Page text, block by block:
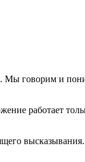
Мы говорим и
работает
высказывания.